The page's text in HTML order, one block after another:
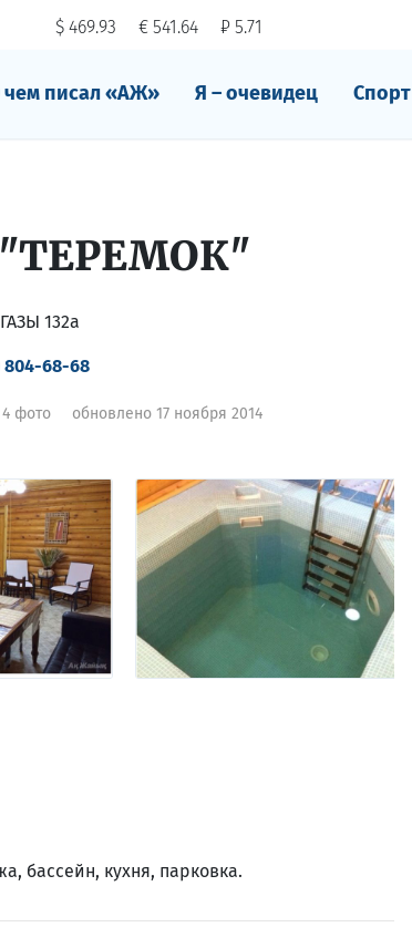
$ 469.93 € 541.64 ₽ 5.71
чем писал «АЖ» Я – очевидец Спорт
132а
804-68-68
4 фото обновлено 17 ноября 2014
бассейн, кухня, парковка.